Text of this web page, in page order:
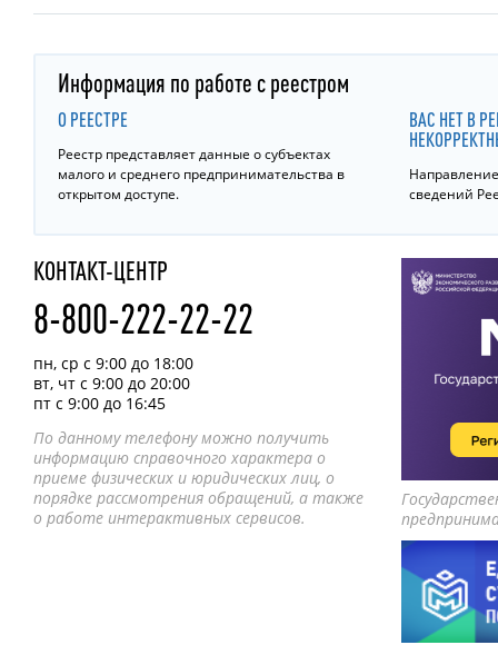
Информация по работе с реестром
О РЕЕСТРЕ
Реестр представляет данные о субъектах
малого и среднего предпринимательства в
открытом доступе.
ВАС НЕТ В
сведений
КОНТАКТ-ЦЕНТР
8-800-222-22-22
пн, ср с 9:00 до 18:00
вт, чт с 9:00 до 20:00
пт с 9:00 до 16:45
По данному телефону можно получить
информацию справочного характера о
приеме физических и юридических лиц, о
порядке рассмотрения обращений, а также
о работе интерактивных сервисов.